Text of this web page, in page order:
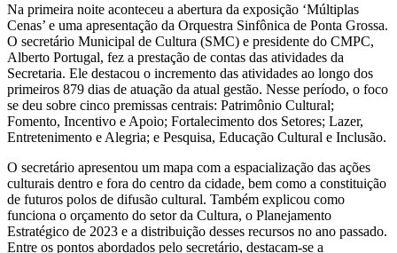
Na primeira noite aconteceu a abertura da exposição ‘Múltiplas
Cenas’ e uma apresentação da Orquestra Sinfônica de Ponta Grossa.
O secretário Municipal de Cultura (SMC) e presidente do CMPC,
Alberto Portugal, fez a prestação de contas das atividades da
Secretaria. Ele destacou o incremento das atividades ao longo dos
primeiros 879 dias de atuação da atual gestão. Nesse período, o foco
se deu sobre cinco premissas centrais: Patrimônio Cultural;
Fomento, Incentivo e Apoio; Fortalecimento dos Setores; Lazer,
Entretenimento e Alegria; e Pesquisa, Educação Cultural e Inclusão.
O secretário apresentou um mapa com a espacialização das ações
culturais dentro e fora do centro da cidade, bem como a constituição
de futuros polos de difusão cultural. Também explicou como
funciona o orçamento do setor da Cultura, o Planejamento
Estratégico de 2023 e a distribuição desses recursos no ano passado.
Entre os pontos abordados pelo secretário, destacam-se a